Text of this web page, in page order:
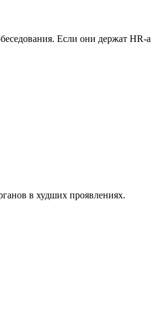
Если они держат HR-
в худших проявлениях.